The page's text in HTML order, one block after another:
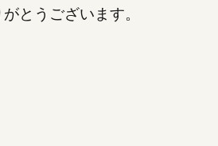
とうございます。